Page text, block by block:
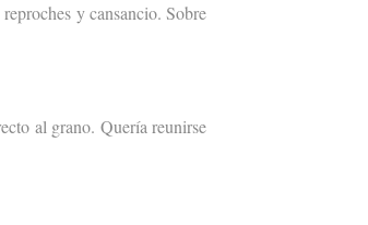
y cansancio. Sobre
al grano. Quería reunirse